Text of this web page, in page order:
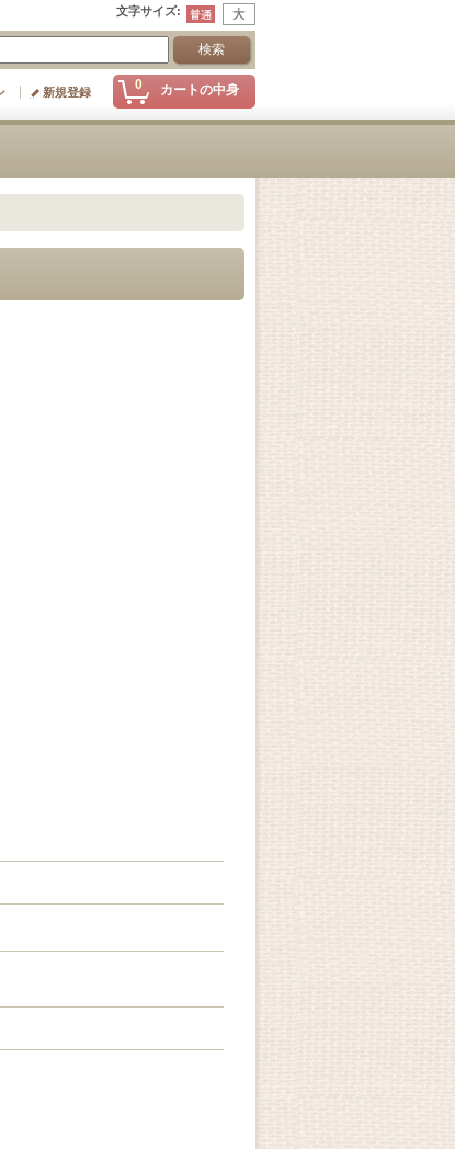
文字サイズ:
0 カートの中身
新規登録